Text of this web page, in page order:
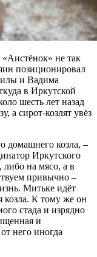
«Аистёнок» не так
позиционировал
и Вадима
в Иркутской
шесть лет назад
а сирот-козлят увёз
домашнего козла, –
Иркутского
либо на мясо, а в
привычно –
Митьке идёт
козла. К тому же он
стада и изрядно
и
него иногда